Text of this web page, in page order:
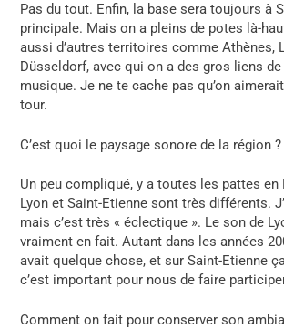
Pas du tout. Enfin, la base sera toujours à
principale. Mais on a pleins de potes là-
aussi d’autres territoires comme Athènes,
Düsseldorf, avec qui on a des gros liens
musique. Je ne te cache pas qu’on
tour.
C’est quoi le paysage sonore de la région ?
Un peu compliqué, y a toutes les pattes en
Lyon et Saint-Etienne sont très différents.
mais c’est très « éclectique ». Le son de
vraiment en fait. Autant dans les années
avait quelque chose, et sur Saint-Etienne
c’est important pour nous de faire
Comment on fait pour conserver son